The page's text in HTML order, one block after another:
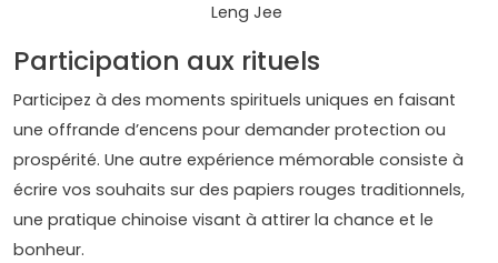
Leng Jee
Participation aux rituels
Participez à des moments spirituels uniques en faisant
une offrande d’encens pour demander protection ou
prospérité. Une autre expérience mémorable consiste à
écrire vos souhaits sur des papiers rouges traditionnels,
une pratique chinoise visant à attirer la chance et le
bonheur.